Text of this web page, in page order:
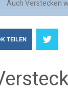
Auch Verstecken
TEILEN